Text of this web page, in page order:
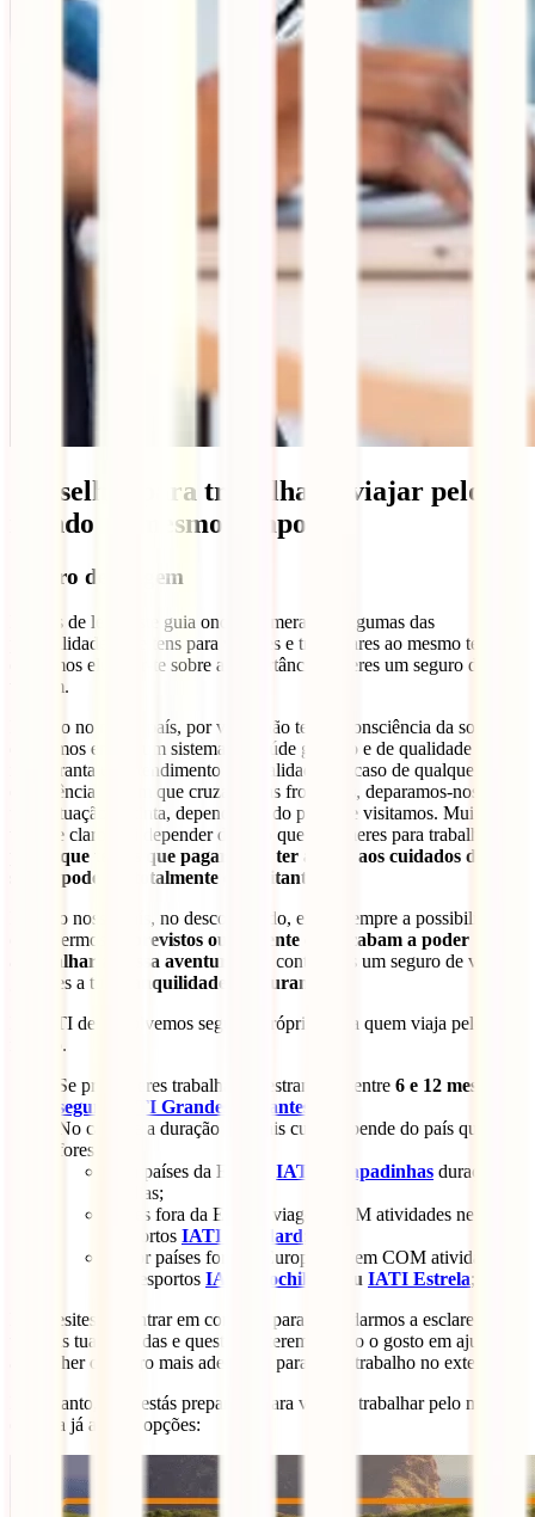
Conselhos para trabalhar e viajar pelo
mundo ao mesmo tempo
Seguro de viagem
Depois de leres este guia onde enumeramos algumas das
possibilidades que tens para viajares e trabalhares ao mesmo tempo,
queremos elucidar-te sobre a importância de teres um seguro de
viagem.
Estando no nosso país, por vezes não temos consciência da sorte
que temos em ter um sistema de saúde gratuito e de qualidade que
nos garanta um atendimento de qualidade em caso de qualquer
emergência. Assim que cruzamos as fronteiras, deparamos-nos com
uma situação distinta, dependendo do país que visitamos. Muitas
vezes e claro, vai depender do sítio que escolheres para trabalhar,
preço que temos que pagar para ter acesso aos cuidados de
saúde pode ser totalmente exorbitante
Fora do nosso país, no desconhecido, existe sempre a possibilidade
de sofrermos
imprevistos ou acidente que acabam a poder
atrapalhar a nossa aventura.
Ao contratares um seguro de viagem
garantes a tua
tranquilidade segurança
Na IATI desenvolvemos seguros próprios para quem viaja pelo
mundo.
Se pretenderes trabalhar no estrangeiro entre 6 e 12 meses –
seguro IATI Grandes Viajantes
No caso de a duração for mais curta depende do país que
fores:
Para países da Europa IATI Escapadinhas duração até
90 dias;
países fora da Europa viagem SEM atividades nem
desportos IATI Standard
Se for países fora da Europa viagem COM atividades
ou desportos IATI Mochileiro ou IATI Estrela;
Não hesites em entrar em contacto para te ajudarmos a esclarecer
todas as tuas dúvidas e questões e teremos todo o gosto em ajudar-te
a escolher o seguro mais adequado para o teu trabalho no exterior.
No entanto, se já estás preparado para viajar e trabalhar pelo mundo,
explora já as tuas opções: